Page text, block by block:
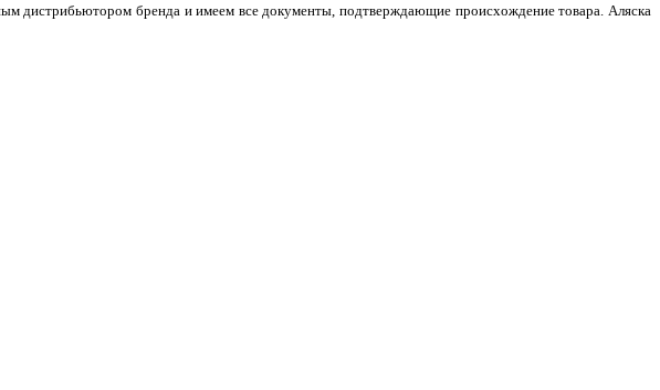
дистрибьютором бренда и имеем все документы, подтверждающие происхождение товара. Аляска